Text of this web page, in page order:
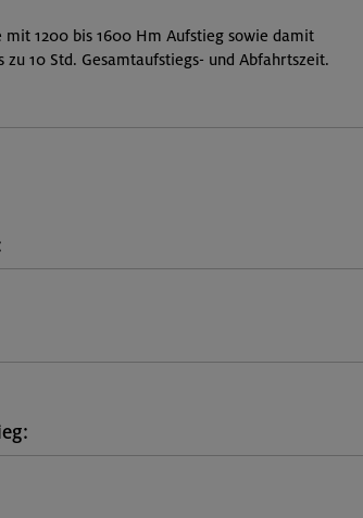
1200 bis 1600 Hm Aufstieg sowie damit
10 Std. Gesamtaufstiegs- und Abfahrtszeit.